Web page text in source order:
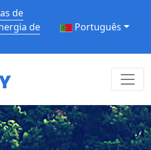
de
de
Português